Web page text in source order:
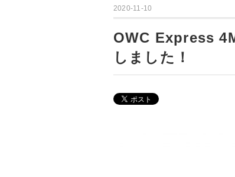
2020-11-10
OWC Express
しました！